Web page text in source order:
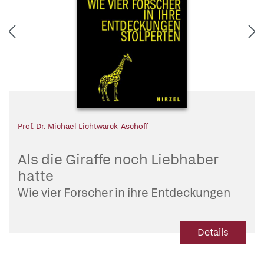
Prof. Dr. Michael Lichtwarck-Aschoff
Als die Giraffe noch Liebhaber
hatte
Wie vier Forscher in ihre Entdeckungen
Details